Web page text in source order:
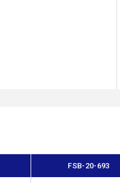
FSB-20-693